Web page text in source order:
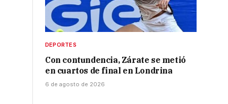
DEPORTES
Con contundencia, Zárate se metió
en cuartos de final en Londrina
6 de agosto de 2026